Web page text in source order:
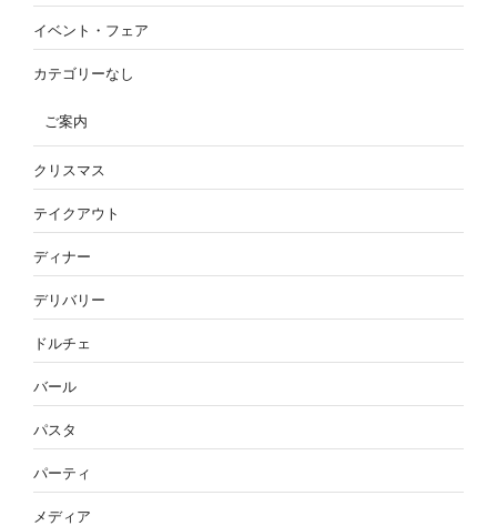
イベント・フェア
カテゴリーなし
ご案内
クリスマス
テイクアウト
ディナー
デリバリー
ドルチェ
バール
パスタ
パーティ
メディア